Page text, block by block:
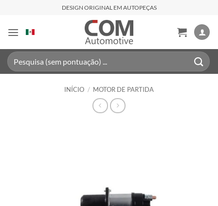
content
DESIGN ORIGINAL EM AUTOPEÇAS
Pesquisar
por:
INÍCIO / MOTOR DE PARTIDA